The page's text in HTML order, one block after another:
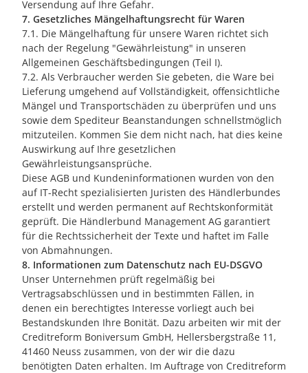
Versendung auf Ihre Gefahr.
7. Gesetzliches Mängelhaftungsrecht für Waren
7.1. Die Mängelhaftung für unsere Waren richtet sich
nach der Regelung "Gewährleistung" in unseren
Allgemeinen Geschäftsbedingungen (Teil I).
7.2. Als Verbraucher werden Sie gebeten, die Ware bei
Lieferung umgehend auf Vollständigkeit, offensichtliche
Mängel und Transportschäden zu überprüfen und uns
sowie dem Spediteur Beanstandungen schnellstmöglich
mitzuteilen. Kommen Sie dem nicht nach, hat dies keine
Auswirkung auf Ihre gesetzlichen
Gewährleistungsansprüche.
Diese AGB und Kundeninformationen wurden von den
auf IT-Recht spezialisierten Juristen des Händlerbundes
erstellt und werden permanent auf Rechtskonformität
geprüft. Die Händlerbund Management AG garantiert
für die Rechtssicherheit der Texte und haftet im Falle
von Abmahnungen.
8. Informationen zum Datenschutz nach EU-DSGVO
Unser Unternehmen prüft regelmäßig bei
Vertragsabschlüssen und in bestimmten Fällen, in
denen ein berechtigtes Interesse vorliegt auch bei
Bestandskunden Ihre Bonität. Dazu arbeiten wir mit der
Creditreform Boniversum GmbH, Hellersbergstraße 11,
41460 Neuss zusammen, von der wir die dazu
benötigten Daten erhalten. Im Auftrage von Creditreform